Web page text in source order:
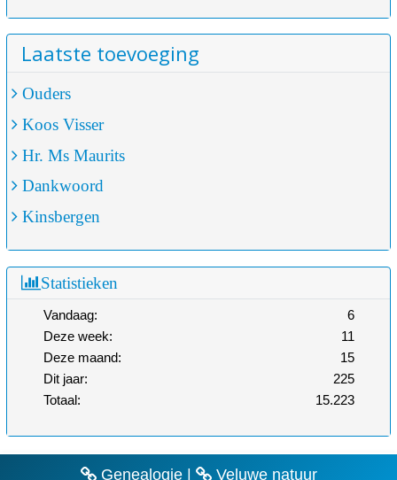
Laatste toevoeging
Ouders
Koos Visser
Hr. Ms Maurits
Dankwoord
Kinsbergen
Statistieken
Vandaag:
6
Deze week:
11
Deze maand:
15
Dit jaar:
225
Totaal:
15.223
Genealogie| Veluwe natuur